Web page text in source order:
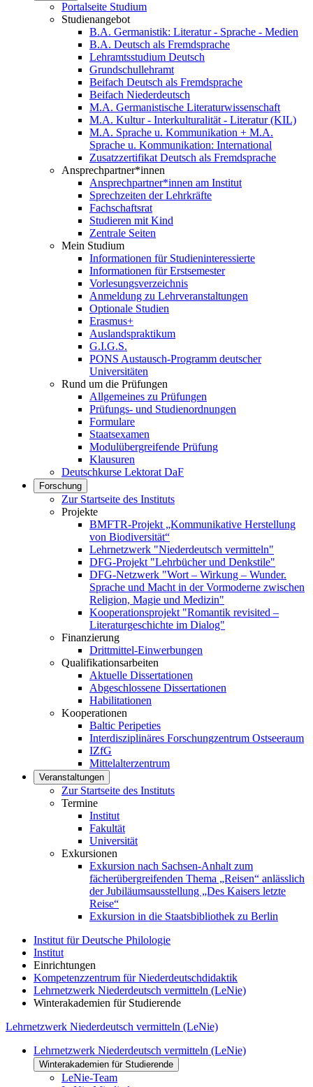
Portalseite Studium
Studienangebot
B.A. Germanistik: Literatur - Sprache - Medien
B.A. Deutsch als Fremdsprache
Lehramtsstudium Deutsch
Grundschullehramt
Beifach Deutsch als Fremdsprache
Beifach Niederdeutsch
M.A. Germanistische Literaturwissenschaft
M.A. Kultur - Interkulturalität - Literatur (KIL)
M.A. Sprache u. Kommunikation + M.A.
Sprache u. Kommunikation: International
Zusatzzertifikat Deutsch als Fremdsprache
Ansprechpartner*innen
Ansprechpartner*innen am Institut
Sprechzeiten der Lehrkräfte
Fachschaftsrat
Studieren mit Kind
Zentrale Seiten
Mein Studium
Informationen für Studieninteressierte
Informationen für Erstsemester
Vorlesungsverzeichnis
Anmeldung zu Lehrveranstaltungen
Optionale Studien
Erasmus+
Auslandspraktikum
G.I.G.S.
PONS Austausch-Programm deutscher
Universitäten
Rund um die Prüfungen
Allgemeines zu Prüfungen
Prüfungs- und Studienordnungen
Formulare
Staatsexamen
Modulübergreifende Prüfung
Klausuren
Deutschkurse Lektorat DaF
Forschung
Zur Startseite des Instituts
Projekte
BMFTR-Projekt „Kommunikative Herstellung
von Biodiversität“
Lehrnetzwerk "Niederdeutsch vermitteln"
DFG-Projekt "Lehrbücher und Denkstile"
DFG-Netzwerk "Wort – Wirkung – Wunder.
Sprache und Macht in der Vormoderne zwischen
Religion, Magie und Medizin"
Kooperationsprojekt "Romantik revisited –
Literaturgeschichte im Dialog"
Finanzierung
Drittmittel-Einwerbungen
Qualifikationsarbeiten
Aktuelle Dissertationen
Abgeschlossene Dissertationen
Habilitationen
Kooperationen
Baltic Peripeties
Interdisziplinäres Forschungzentrum Ostseeraum
IZfG
Mittelalterzentrum
Veranstaltungen
Zur Startseite des Instituts
Termine
Institut
Fakultät
Universität
Exkursionen
Exkursion nach Sachsen-Anhalt zum
fächerübergreifenden Thema „Reisen“ anlässlich
der Jubiläumsausstellung „Des Kaisers letzte
Reise“
Exkursion in die Staatsbibliothek zu Berlin
Institut für Deutsche Philologie
Institut
Einrichtungen
Kompetenzzentrum für Niederdeutschdidaktik
Lehrnetzwerk Niederdeutsch vermitteln (LeNie)
Winterakademien für Studierende
Lehrnetzwerk Niederdeutsch vermitteln (LeNie)
Lehrnetzwerk Niederdeutsch vermitteln (LeNie)
Winterakademien für Studierende
LeNie-Team